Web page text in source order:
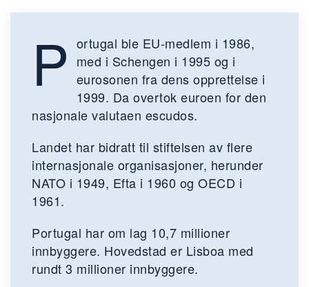
P ortugal ble EU-medlem i 1986,
med i Schengen i 1995 og i
eurosonen fra dens opprettelse i
1999. Da overtok euroen for den
nasjonale valutaen escudos.
Landet har bidratt til stiftelsen av flere
internasjonale organisasjoner, herunder
NATO i 1949, Efta i 1960 og OECD i
1961.
Portugal har om lag 10,7 millioner
innbyggere. Hovedstad er Lisboa med
rundt 3 millioner innbyggere.